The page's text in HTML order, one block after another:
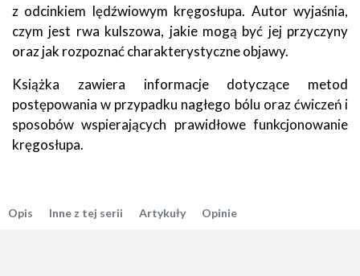
z odcinkiem lędźwiowym kręgosłupa. Autor wyjaśnia,
czym jest rwa kulszowa, jakie mogą być jej przyczyny
oraz jak rozpoznać charakterystyczne objawy.
Książka zawiera informacje dotyczące metod
postępowania w przypadku nagłego bólu oraz ćwiczeń i
sposobów wspierających prawidłowe funkcjonowanie
kręgosłupa.
Opis Inne z tej serii Artykuły Opinie